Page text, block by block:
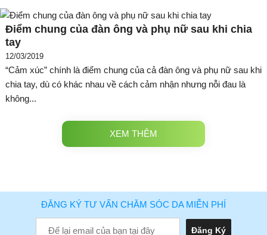
Điểm chung của đàn ông và phụ nữ sau khi chia
tay
12/03/2019
“Cảm xúc” chính là điểm chung của cả đàn ông và phụ nữ sau khi
chia tay, dù có khác nhau về cách cảm nhận nhưng nỗi đau là
không...
XEM THÊM
ĐĂNG KÝ TƯ VẤN CHĂM SÓC DA MIỄN PHÍ